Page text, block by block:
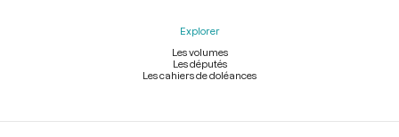
Explorer
Les volumes
Les députés
Les cahiers de doléances